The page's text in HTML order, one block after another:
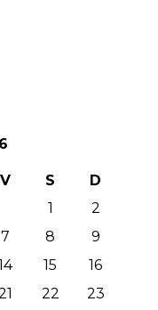
V S
D
1
2
7 8
9
15
16
22
23